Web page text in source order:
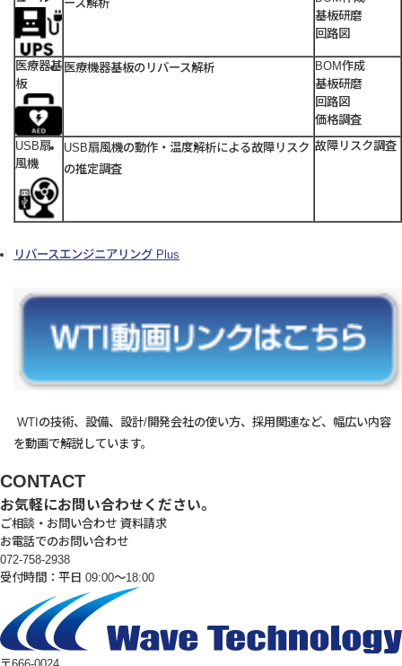
ース解析
基板研磨
回路図
医療器基
板
医療機器基板のリバース解析
BOM作成
基板研磨
回路図
価格調査
USB扇
風機
USB扇風機の動作・温度解析による故障リスク
の推定調査
故障リスク調査
リバースエンジニアリング Plus
WTIの技術、設備、設計/開発会社の使い方、採用関連など、幅広い内容
を動画で解説しています。
CONTACT
お気軽にお問い合わせください。
ご相談・お問い合わせ 資料請求
お電話でのお問い合わせ
072-758-2938
受付時間：平日 09:00～18:00